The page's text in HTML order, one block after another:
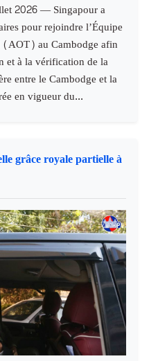
2026 — Singapour a
pour rejoindre l’Équipe
(AOT) au Cambodge afin
et à la vérification de la
entre le Cambodge et la
en vigueur du...
grâce royale partielle à